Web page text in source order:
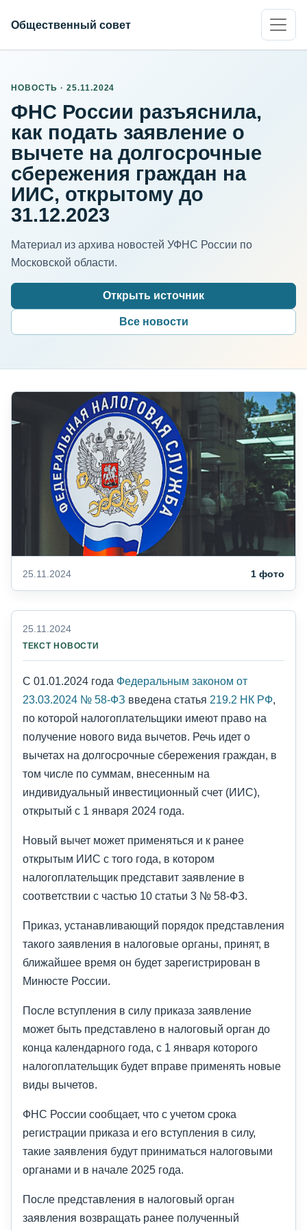
Общественный совет
НОВОСТЬ · 25.11.2024
ФНС России разъяснила,
как подать заявление о
вычете на долгосрочные
сбережения граждан на
ИИС, открытому до
31.12.2023
Материал из архива новостей УФНС России по
Московской области.
Открыть источник
Все новости
25.11.2024 1 фото
25.11.2024
ТЕКСТ НОВОСТИ
С 01.01.2024 года Федеральным законом от
23.03.2024 № 58-ФЗ введена статья 219.2 НК РФ,
по которой налогоплательщики имеют право на
получение нового вида вычетов. Речь идет о
вычетах на долгосрочные сбережения граждан, в
том числе по суммам, внесенным на
индивидуальный инвестиционный счет (ИИС),
открытый с 1 января 2024 года.
Новый вычет может применяться и к ранее
открытым ИИС с того года, в котором
налогоплательщик представит заявление в
соответствии с частью 10 статьи 3 № 58-ФЗ.
Приказ, устанавливающий порядок представления
такого заявления в налоговые органы, принят, в
ближайшее время он будет зарегистрирован в
Минюсте России.
После вступления в силу приказа заявление
может быть представлено в налоговый орган до
конца календарного года, с 1 января которого
налогоплательщик будет вправе применять новые
виды вычетов.
ФНС России сообщает, что с учетом срока
регистрации приказа и его вступления в силу,
такие заявления будут приниматься налоговыми
органами и в начале 2025 года.
После представления в налоговый орган
заявления возвращать ранее полученный